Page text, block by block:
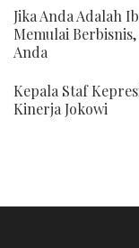
Jika Anda Adalah
Memulai
Anda
Kepala Staf
Kinerja Jokowi